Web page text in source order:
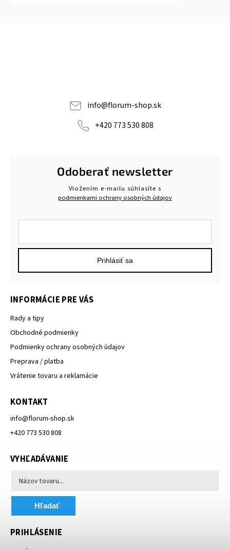
info@florum-shop.sk
+420 773 530 808
Odoberať newsletter
Vložením e-mailu súhlasíte s
podmienkami ochrany osobných údajov
Prihlásiť sa
INFORMÁCIE PRE VÁS
Rady a tipy
Obchodné podmienky
Podmienky ochrany osobných údajov
Preprava / platba
Vrátenie tovaru a reklamácie
KONTAKT
info@florum-shop.sk
+420 773 530 808
VYHĽADÁVANIE
Hľadať
PRIHLÁSENIE